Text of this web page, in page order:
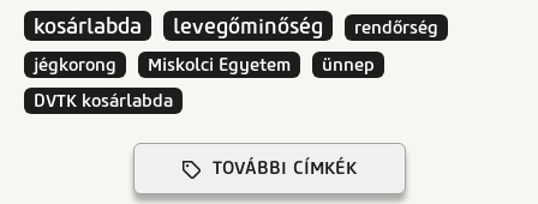
kosárlabda
levegőminőség
rendőrség
jégkorong
Miskolci Egyetem
ünnep
DVTK kosárlabda
TOVÁBBI CÍMKÉK